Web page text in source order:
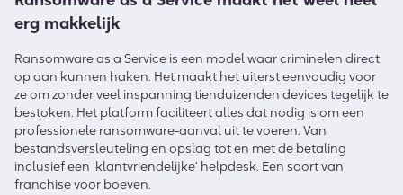
erg makkelijk
Ransomware as a Service is een model waar criminelen direct
op aan kunnen haken. Het maakt het uiterst eenvoudig voor
ze om zonder veel inspanning tienduizenden devices tegelijk te
bestoken. Het platform faciliteert alles dat nodig is om een
professionele ransomware-aanval uit te voeren. Van
bestandsversleuteling en opslag tot en met de betaling
inclusief een ‘klantvriendelijke’ helpdesk. Een soort van
franchise voor boeven.